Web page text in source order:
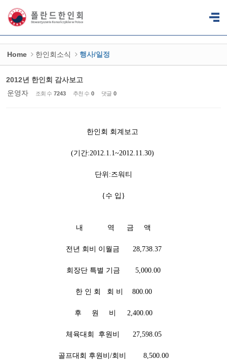
Home 한인회소식 행사/일정
2012년 한인회 감사보고
운영자
조회 수 7243 추천 수 0 댓글 0
한인회 회계보고
(기간:2012.1.1~2012.11.30)
단위:즈워티
{수 입}
내 역 금 액
전년 회비 이월금 28,738.37
회장단 특별 기금 5,000.00
한 인 회 회 비 800.00
후 원 비 2,400.00
체육대회 후원비 27,598.05
골프대회 후원비/회비 8,500.00